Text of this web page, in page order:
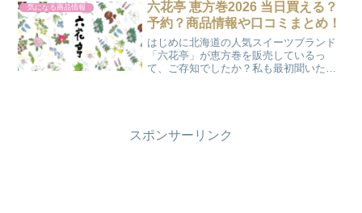
郡岩泉町上有芸水堀２８７受付時間：平
日10〜17時電...
気になる商品情報
六花亭 恵方巻2026 当日買える？
予約？商品情報や口コミまとめ！
はじめに北海道の人気スイーツブランド
「六花亭」が恵方巻を販売しているっ
て、ご存知でしたか？私も最初聞いたと
スポンサーリンク